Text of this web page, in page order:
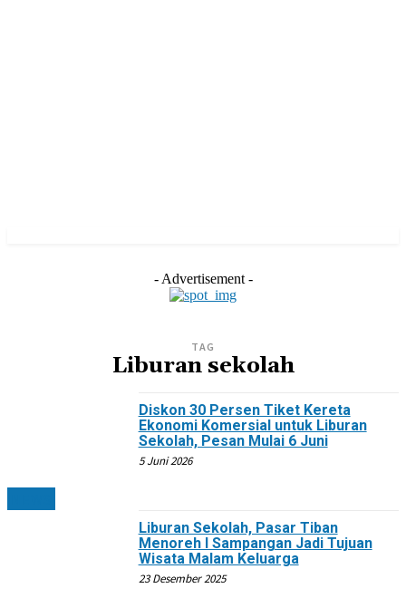
- Advertisement -
TAG
Liburan sekolah
Diskon 30 Persen Tiket Kereta
Ekonomi Komersial untuk Liburan
Sekolah, Pesan Mulai 6 Juni
5 Juni 2026
Liburan Sekolah, Pasar Tiban
Menoreh I Sampangan Jadi Tujuan
Wisata Malam Keluarga
23 Desember 2025